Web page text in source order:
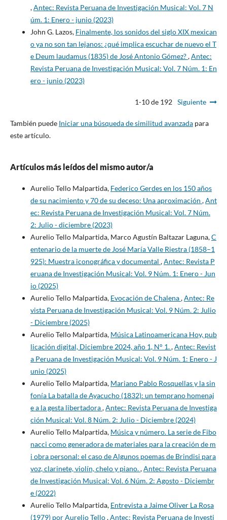
,Antec: Revista Peruana de Investigación Musical: Vol. 7 N
úm. 1: Enero - junio (2023)
John G. Lazos, Finalmente, los sonidos del siglo XIX mexican
o ya no son tan lejanos: ¿qué implica escuchar de nuevo el T
e Deum laudamus (1835) de José Antonio Gómez?,Antec:
Revista Peruana de Investigación Musical: Vol. 7 Núm. 1: En
ero - junio (2023)
1-10 de 192 Siguiente
También puede Iniciar una búsqueda de similitud avanzadapara
este artículo.
Artículos más leídos del mismo autor/a
Aurelio Tello Malpartida, Federico Gerdes en los 150 años
de su nacimiento y 70 de su deceso: Una aproximación ,Ant
ec: Revista Peruana de Investigación Musical: Vol. 7 Núm.
2: Julio - diciembre (2023)
Aurelio Tello Malpartida, Marco Agustín Baltazar Laguna,C
entenario de la muerte de José María Valle Riestra (1858–1
925): Muestra iconográfica y documental ,Antec: Revista P
eruana de Investigación Musical: Vol. 9 Núm. 1: Enero - Jun
io (2025)
Aurelio Tello Malpartida, Evocación de Chalena,Antec: Re
vista Peruana de Investigación Musical: Vol. 9 Núm. 2: Julio
- Diciembre (2025)
Aurelio Tello Malpartida, Música Latinoamericana Hoy, pub
licación digital, Diciembre 2024, año 1, N° 1.,Antec: Revist
a Peruana de Investigación Musical: Vol. 9 Núm. 1: Enero - J
unio (2025)
Aurelio Tello Malpartida, Mariano Pablo Rosquellas y la sin
fonía La batalla de Ayacucho (1832): un temprano homenaj
e a la gesta libertadora,Antec: Revista Peruana de Investiga
ción Musical: Vol. 8 Núm. 2: Julio - Diciembre (2024)
Aurelio Tello Malpartida, Música y número. La serie de Fibo
nacci como generadora de materiales para la creación de m
i obra personal: el caso de Algunos poemas de Brindisi para
voz, clarinete, violín, chelo y piano.,Antec: Revista Peruana
de Investigación Musical: Vol. 6 Núm. 2: Agosto - Diciembr
e (2022)
Aurelio Tello Malpartida, Entrevista a Jaime Oliver La Rosa
(1979) por Aurelio Tello,Antec: Revista Peruana de Investi